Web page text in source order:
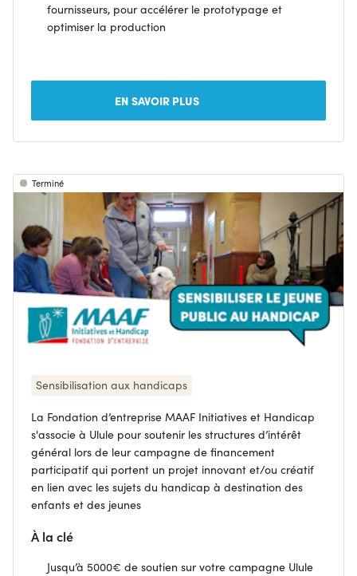
fournisseurs, pour accélérer le prototypage et
optimiser la production
EN SAVOIR PLUS
Terminé
Sensibilisation aux handicaps
La Fondation d’entreprise MAAF Initiatives et Handicap
s'associe à Ulule pour soutenir les structures d’intérêt
général lors de leur campagne de financement
participatif qui portent un projet innovant et/ou créatif
en lien avec les sujets du handicap à destination des
enfants et des jeunes
À la clé
Jusqu’à 5000€ de soutien sur votre campagne Ulule